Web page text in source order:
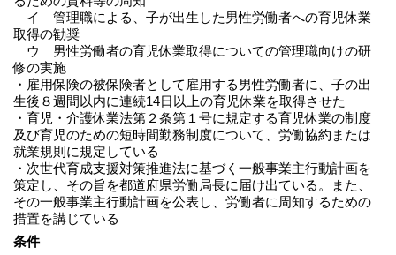
イ 管理職による、子が出生した男性労働者への育児休業
取得の勧奨
ウ 男性労働者の育児休業取得についての管理職向けの研
修の実施
・雇用保険の被保険者として雇用する男性労働者に、子の出
生後８週間以内に連続14日以上の育児休業を取得させた
・育児・介護休業法第２条第１号に規定する育児休業の制度
及び育児のための短時間勤務制度について、労働協約または
就業規則に規定している
・次世代育成支援対策推進法に基づく一般事業主行動計画を
策定し、その旨を都道府県労働局長に届け出ている。また、
その一般事業主行動計画を公表し、労働者に周知するための
措置を講じている
条件